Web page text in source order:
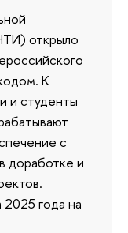
открыло
К
и студенты
с
доработке и
2025 года на